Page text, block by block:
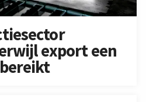
export een